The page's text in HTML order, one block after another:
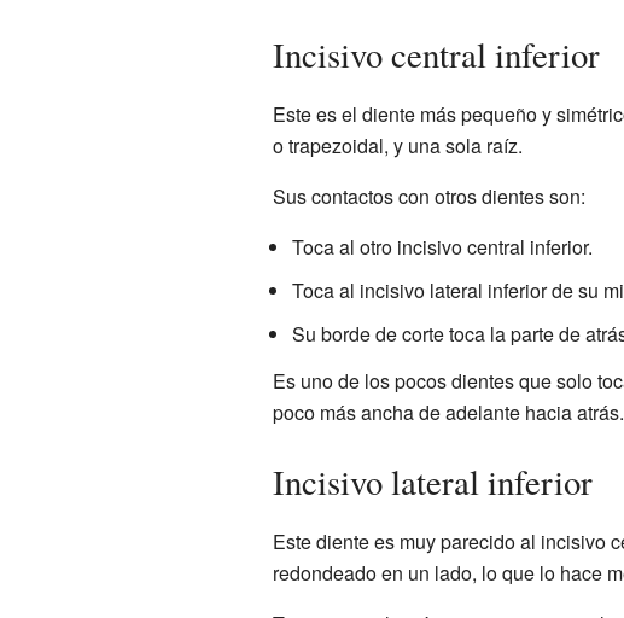
Incisivo central inferior
Este es el diente más pequeño y
o trapezoidal, y una sola raíz.
Sus contactos con otros dientes son:
Toca al otro incisivo central inferior.
Toca al incisivo lateral inferior de su
Su borde de corte toca la parte de
Es uno de los pocos dientes que solo
poco más ancha de adelante hacia atrás.
Incisivo lateral inferior
Este diente es muy parecido al incisivo
redondeado en un lado, lo que lo hace